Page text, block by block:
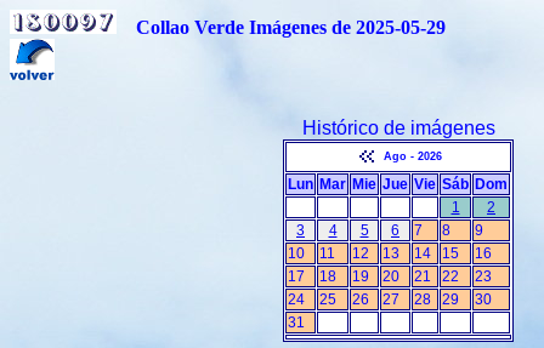
Collao Verde Imágenes de 2025-05-29
Histórico de imágenes
Ago - 2026
Lun Mar Mie Jue Vie Sáb Dom
1
2
3
4 5 6 7 8
9
10
11 12 13 14 15
16
17
18 19 20 21 22
23
24
25 26 27 28 29
30
31